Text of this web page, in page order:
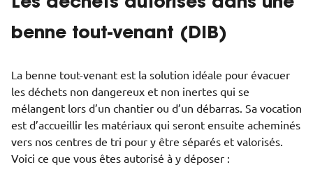
benne tout-venant (DIB)
La benne tout-venant est la solution idéale pour évacuer
les déchets non dangereux et non inertes qui se
mélangent lors d’un chantier ou d’un débarras. Sa vocation
est d’accueillir les matériaux qui seront ensuite acheminés
vers nos centres de tri pour y être séparés et valorisés.
Voici ce que vous êtes autorisé à y déposer :